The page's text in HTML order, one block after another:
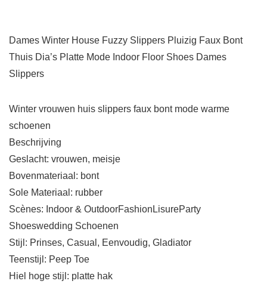
Dames Winter House Fuzzy Slippers Pluizig Faux Bont
Thuis Dia’s Platte Mode Indoor Floor Shoes Dames
Slippers
Winter vrouwen huis slippers faux bont mode warme
schoenen
Beschrijving
Geslacht: vrouwen, meisje
Bovenmateriaal: bont
Sole Materiaal: rubber
Scènes: Indoor & OutdoorFashionLisureParty
Shoeswedding Schoenen
Stijl: Prinses, Casual, Eenvoudig, Gladiator
Teenstijl: Peep Toe
Hiel hoge stijl: platte hak